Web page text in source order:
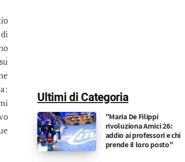
Ultimi di Categoria
"Maria De Filippi
rivoluziona Amici 26:
addio ai professori e chi
prende il loro posto"